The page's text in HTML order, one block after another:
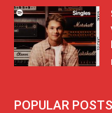
POPULAR POSTS